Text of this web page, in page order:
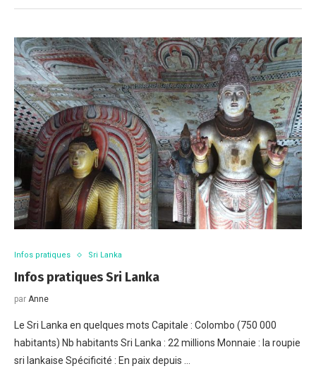
Infos pratiques Sri Lanka
Infos pratiques Sri Lanka
par Anne
Le Sri Lanka en quelques mots Capitale : Colombo (750 000
habitants) Nb habitants Sri Lanka : 22 millions Monnaie : la roupie
sri lankaise Spécificité : En paix depuis …